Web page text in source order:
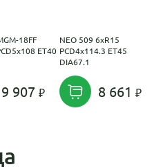
18FF
ET40
9 907
NEO 509 6xR15
PCD4x114.3 ET45
DIA67.1
8 661